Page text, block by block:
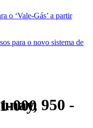
o ‘Vale-Gás’ a partir
para o novo sistema de
84051-000